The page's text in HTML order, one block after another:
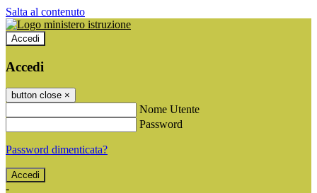
Salta al contenuto
Accedi
Accedi
button close ×
Nome Utente
Password
Password dimenticata?
-